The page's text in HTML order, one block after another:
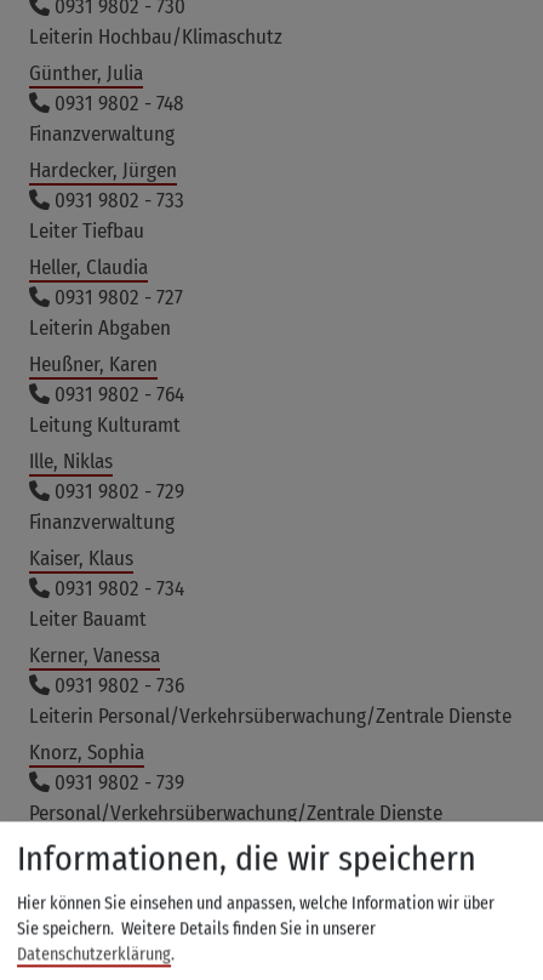
0931 9802 - 730
Leiterin Hochbau/Klimaschutz
Günther, Julia
0931 9802 - 748
Finanzverwaltung
Hardecker, Jürgen
0931 9802 - 733
Leiter Tiefbau
Heller, Claudia
0931 9802 - 727
Leiterin Abgaben
Heußner, Karen
0931 9802 - 764
Leitung Kulturamt
Ille, Niklas
0931 9802 - 729
Finanzverwaltung
Kaiser, Klaus
0931 9802 - 734
Leiter Bauamt
Kerner, Vanessa
0931 9802 - 736
Leiterin Personal/Verkehrsüberwachung/Zentrale Dienste
Knorz, Sophia
0931 9802 - 739
Personal/Verkehrsüberwachung/Zentrale Dienste
Krämer, Bianca
Zentrale Dienste
Lamprecht, Teresa
Informationen, die wir speichern
Hier können Sie einsehen und anpassen, welche Information wir über
Sie speichern. Weitere Details finden Sie in unserer
Datenschutzerklärung.